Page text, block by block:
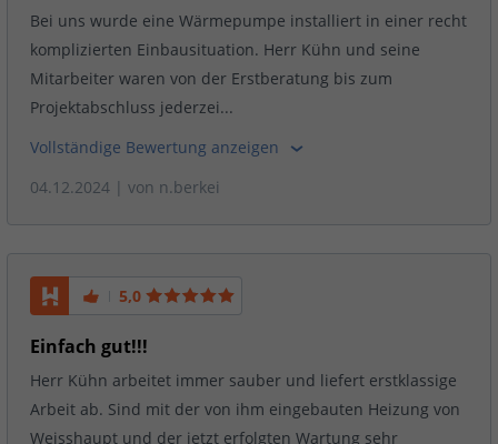
Bei uns wurde eine Wärmepumpe installiert in einer recht
komplizierten Einbausituation. Herr Kühn und seine
Mitarbeiter waren von der Erstberatung bis zum
Projektabschluss jederzei...
Vollständige Bewertung anzeigen
04.12.2024 | von n.berkei
5,0
Einfach gut!!!
Herr Kühn arbeitet immer sauber und liefert erstklassige
Arbeit ab. Sind mit der von ihm eingebauten Heizung von
Weisshaupt und der jetzt erfolgten Wartung sehr